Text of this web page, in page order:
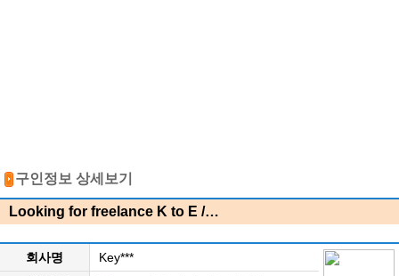
구인정보 상세보기
Looking for freelance K to E /…
회사명
Key***